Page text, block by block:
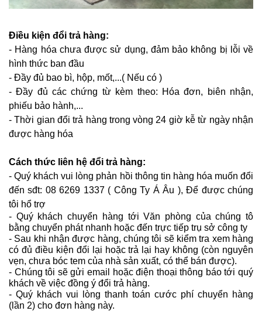
Điều kiện đổi trả hàng:
- Hàng hóa chưa được sử dụng, đảm bảo không bị lỗi về
hình thức ban đầu
- Đầy đủ bao bì, hộp, mốt,...( Nếu có )
- Đầy đủ các chứng từ kèm theo: Hóa đơn, biên nhận,
phiếu bảo hành,...
- Thời gian đổi trả hàng trong vòng 24 giờ kễ từ ngày nhận
được hàng hóa
Cách thức liên hệ đổi trả hàng:
- Quý khách vui lòng phản hồi thông tin hàng hóa muốn đổi
đến sđt: 08 6269 1337 ( Công Ty Á Âu ), Để được chúng
tôi hổ trợ
- Quý khách chuyển hàng tới Văn phòng của chúng tô
bằng chuyển phát nhanh hoặc đến trực tiếp trụ sở công ty
- Sau khi nhận được hàng, chúng tôi sẽ kiểm tra xem hàng
có đủ điều kiện đổi lại hoặc trả lại hay không (còn nguyên
vẹn, chưa bóc tem của nhà sản xuất, có thể bán được).
- Chúng tôi sẽ gửi email hoặc điện thoại thông báo tới quý
khách về việc đồng ý đổi trả hàng.
- Quý khách vui lòng thanh toán cước phí chuyển hàng
(lần 2) cho đơn hàng này.